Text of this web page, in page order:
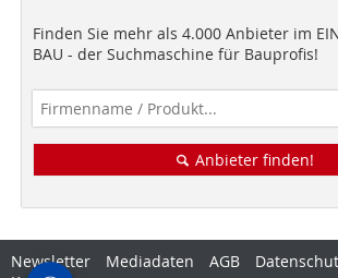
Finden Sie mehr als 4.000 Anbieter im
BAU - der Suchmaschine für Bauprofis!
Anbieter finden!
Newsletter Mediadaten AGB